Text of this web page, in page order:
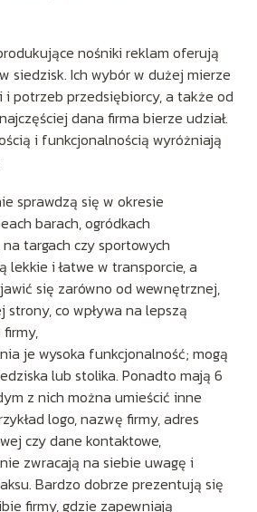
nośniki reklam oferują
siedzisk. Ich wybór w dużej mierze
potrzeb przedsiębiorcy, a także od
dana firma bierze udział.
i funkcjonalnością wyróżniają
sprawdzą się w okresie
barach, ogródkach
targach czy sportowych
lekkie i łatwe w transporcie, a
się zarówno od wewnętrznej,
co wpływa na lepszą
je wysoka funkcjonalność; mogą
lub stolika. Ponadto mają 6
z nich można umieścić inne
logo, nazwę firmy, adres
czy dane kontaktowe,
zwracają na siebie uwagę i
Bardzo dobrze prezentują się
firmy, gdzie zapewniają